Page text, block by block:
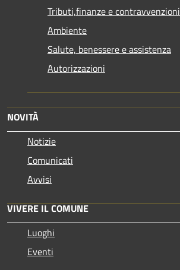
Tributi,finanze e contravvenzioni
Ambiente
Salute, benessere e assistenza
Autorizzazioni
NOVITÀ
Notizie
Comunicati
Avvisi
VIVERE IL COMUNE
Luoghi
Eventi